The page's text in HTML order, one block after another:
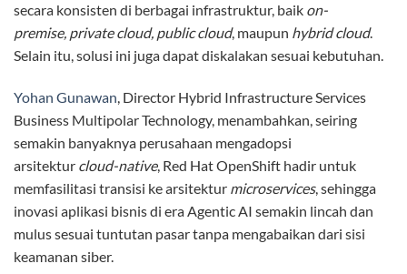
secara konsisten di berbagai infrastruktur, baik on-
premise, private cloud, public cloud, maupun hybrid cloud.
Selain itu, solusi ini juga dapat diskalakan sesuai kebutuhan.
Yohan Gunawan, Director Hybrid Infrastructure Services
Business Multipolar Technology, menambahkan, seiring
semakin banyaknya perusahaan mengadopsi
arsitektur cloud-native, Red Hat OpenShift hadir untuk
memfasilitasi transisi ke arsitektur microservices, sehingga
inovasi aplikasi bisnis di era Agentic AI semakin lincah dan
mulus sesuai tuntutan pasar tanpa mengabaikan dari sisi
keamanan siber.